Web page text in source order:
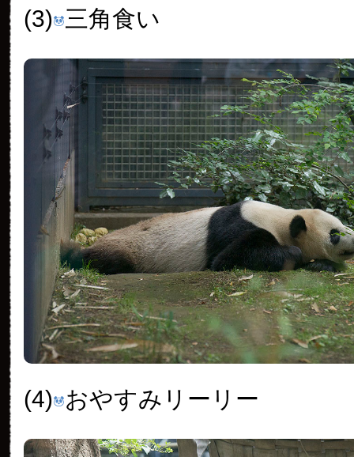
(3) 三角食い
(4) おやすみリーリー